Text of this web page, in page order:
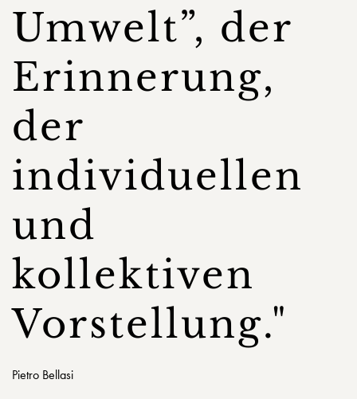
Umwelt”, der
Erinnerung,
der
individuellen
und
kollektiven
Vorstellung."
Pietro Bellasi